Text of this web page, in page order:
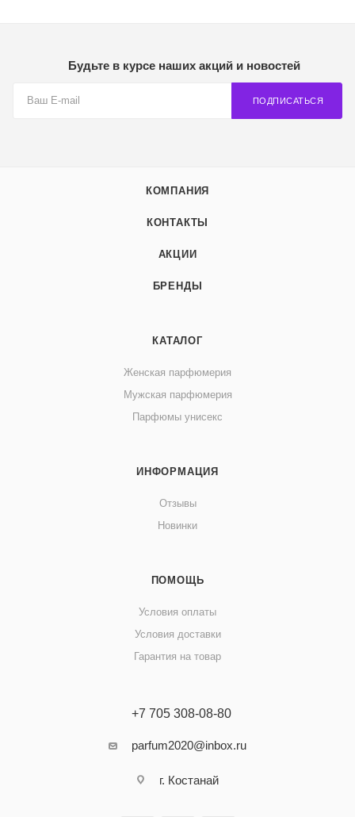
Будьте в курсе наших акций и новостей
ПОДПИСАТЬСЯ
КОМПАНИЯ
КОНТАКТЫ
АКЦИИ
БРЕНДЫ
КАТАЛОГ
Женская парфюмерия
Мужская парфюмерия
Парфюмы унисекс
ИНФОРМАЦИЯ
Отзывы
Новинки
ПОМОЩЬ
Условия оплаты
Условия доставки
Гарантия на товар
+7 705 308-08-80
parfum2020@inbox.ru
г. Костанай